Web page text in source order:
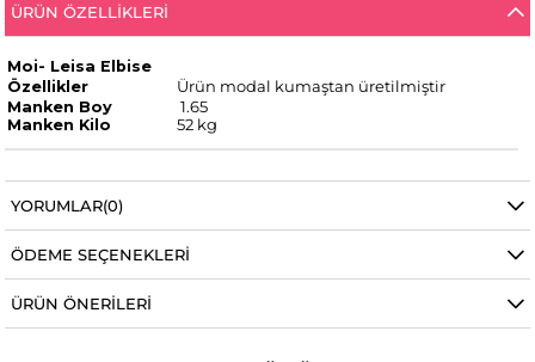
ÜRÜN ÖZELLIKLERI
Moi- Leisa Elbise
Özellikler
Ürün modal kumaştan üretilmiştir
Manken Boy
Manken Kilo
1.65
52 kg
YORUMLAR(0)
ÖDEME SEÇENEKLERI
ÜRÜN ÖNERILERI